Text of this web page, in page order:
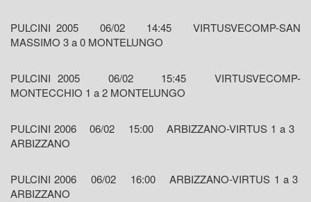
PULCINI 2005 06/02 14:45 VIRTUSVECOMP-SAN
MASSIMO 3 a 0 MONTELUNGO
PULCINI 2005 06/02 15:45 VIRTUSVECOMP-
MONTECCHIO 1 a 2 MONTELUNGO
PULCINI 2006 06/02 15:00 ARBIZZANO-VIRTUS 1 a 3
ARBIZZANO
PULCINI 2006 06/02 16:00 ARBIZZANO-VIRTUS 1 a 3
ARBIZZANO